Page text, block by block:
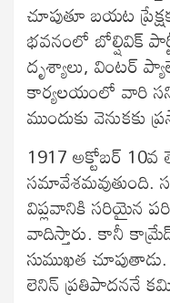
చూపుతూ బయట
భవనంలో బోల్షివిక్‍
దృశ్యాలు, వింటర్‍
కార్యలయంలో వారి
ముందుకు వెనుకకు
1917 అక్టోబర్‍
సమావేశమవుతుంది.
విప్లవానికి సరియైన
వాదిస్తారు. కానీ
సుముఖత
లెనిన్‍ ప్రతిపాదననే